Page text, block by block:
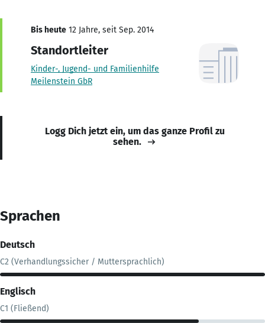
Bis heute 12 Jahre, seit Sep. 2014
Standortleiter
Kinder-, Jugend- und Familienhilfe
Meilenstein GbR
Logg Dich jetzt ein, um das ganze Profil zu
sehen.
Sprachen
Deutsch
C2 (Verhandlungssicher / Muttersprachlich)
Englisch
C1 (Fließend)